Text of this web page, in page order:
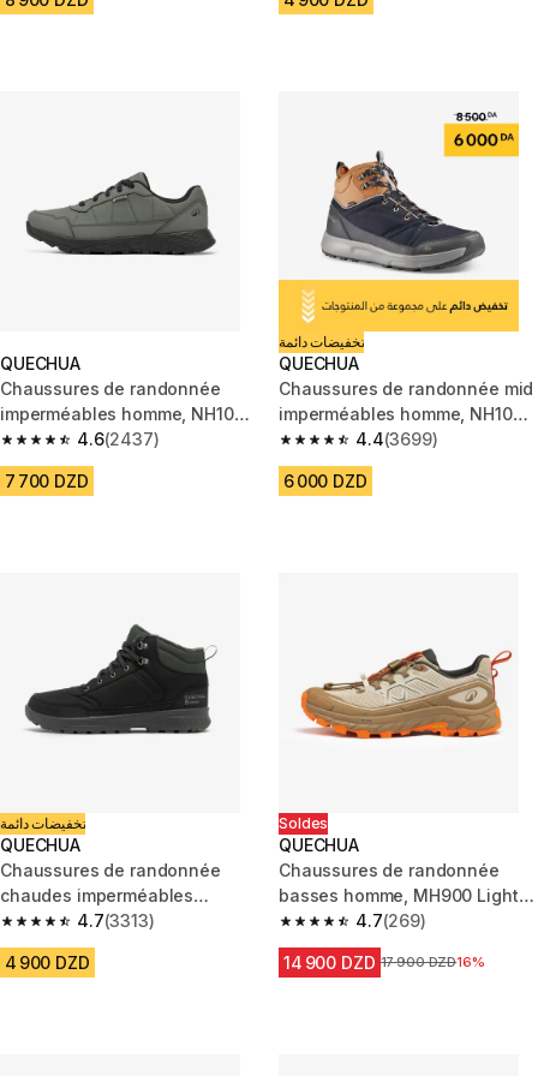
QUECHUA
Chaussures de randonnée
imperméables homme, NH100
WP gris
4.6
4.6 out of 5 stars from 2437 reviews
(2437)
7 700 DZD
تخفيضات دائمة
QUECHUA
Chaussures de randonnée mid
imperméables homme, NH100
WP bleu 4.4
4.4 out of 5 stars from 3699
(3699)
6 000 DZD
تخفيضات دائمة
QUECHUA
Chaussures de randonnée
chaudes imperméables
homme, NH100 Mid noir
4.7
4.7 out of 5 stars from 3313 reviews
(3313)
4 900 DZD
Soldes
QUECHUA
Chaussures de randonnée
basses homme, MH900 Light
beige orange
4.7
4.7 out of 5 stars from 269
(269)
14 900 DZD Prix avant la réduction
17 900 DZD16%